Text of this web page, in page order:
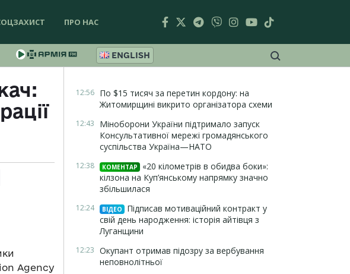
ПРО НАС
ENGLISH
Agency
12:56 По $15 тисяч за перетин кордону: на
Житомирщині викрито організатора схеми
12:43
Міноборони України підтримало запуск
Консультативної мережі громадянського
суспільства Україна—НАТО
12:38 КОМЕНТАР
«20 кілометрів в обидва боки»:
кілзона на Куп’янському напрямку значно
збільшилася
12:24 ВІДЕО
Підписав мотиваційний контракт у
свій день народження: історія айтівця з
Луганщини
12:23 Окупант отримав підозру за вербування
неповнолітньої